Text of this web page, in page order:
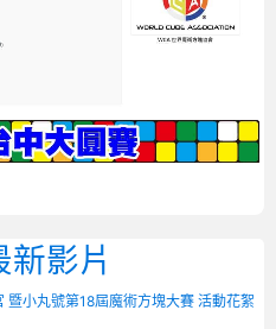
新影片
小丸號第18屆魔術方塊大賽 活動花絮